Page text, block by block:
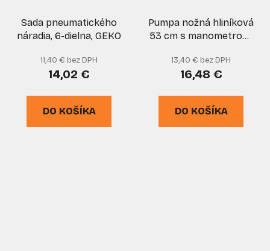
Sada pneumatického
náradia, 6-dielna, GEKO
11,40 € bez DPH
14,02 €
DO KOŠÍKA
Pumpa nožná hliníková
53 cm s manometrom,
13,40 € bez DPH
16,48 €
DO KOŠÍKA